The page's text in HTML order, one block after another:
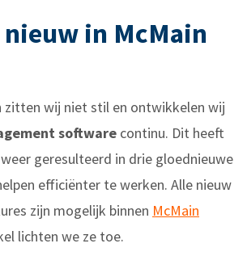
in McMain
zitten wij niet stil en ontwikkelen wij
software continu. Dit heeft
geresulteerd in drie gloednieuwe
efficiënter te werken. Alle nieuw
zijn mogelijk binnen McMain
lichten we ze toe.